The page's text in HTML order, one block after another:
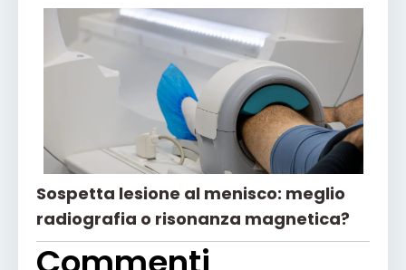
Sospetta lesione al menisco: meglio
radiografia o risonanza magnetica?